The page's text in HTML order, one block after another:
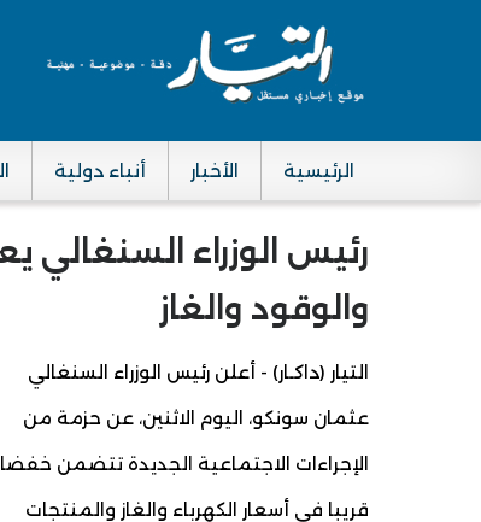
Main navigation
الرئيسية الأخبار أنباء دولية
رئيس الوزراء السنغالي
والوقود والغاز
التيار (داكـار) - أعلن رئيس الوزراء السنغالي
عثمان سونكو، اليوم الاثنين، عن حزمة من
الإجراءات الاجتماعية الجديدة تتضمن خفضا
قريبا في أسعار الكهرباء والغاز والمنتجات